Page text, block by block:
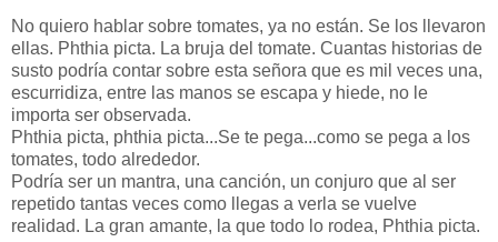
No quiero hablar sobre tomates, ya no están. Se los llevaron
ellas. Phthia picta. La bruja del tomate. Cuantas historias de
susto podría contar sobre esta señora que es mil veces una,
escurridiza, entre las manos se escapa y hiede, no le
importa ser observada.
Phthia picta, phthia picta...Se te pega...como se pega a los
tomates, todo alrededor.
Podría ser un mantra, una canción, un conjuro que al ser
repetido tantas veces como llegas a verla se vuelve
realidad. La gran amante, la que todo lo rodea, Phthia picta.